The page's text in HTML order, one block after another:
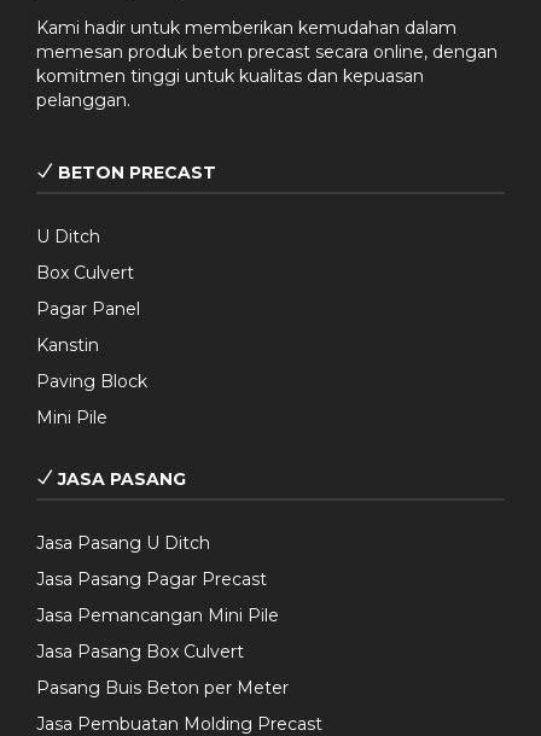
Kami hadir untuk memberikan kemudahan dalam
memesan produk beton precast secara online, dengan
komitmen tinggi untuk kualitas dan kepuasan
pelanggan.
BETON PRECAST
U Ditch
Box Culvert
Pagar Panel
Kanstin
Paving Block
Mini Pile
JASA PASANG
Jasa Pasang U Ditch
Jasa Pasang Pagar Precast
Jasa Pemancangan Mini Pile
Jasa Pasang Box Culvert
Pasang Buis Beton per Meter
Jasa Pembuatan Molding Precast